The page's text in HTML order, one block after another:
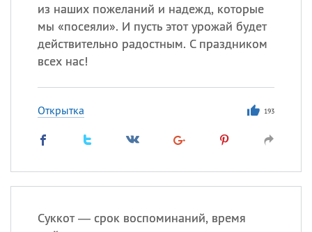
из наших пожеланий и надежд, которые
мы «посеяли». И пусть этот урожай будет
действительно радостным. С праздником
всех нас!
Открытка 193
Суккот — срок воспоминаний, время